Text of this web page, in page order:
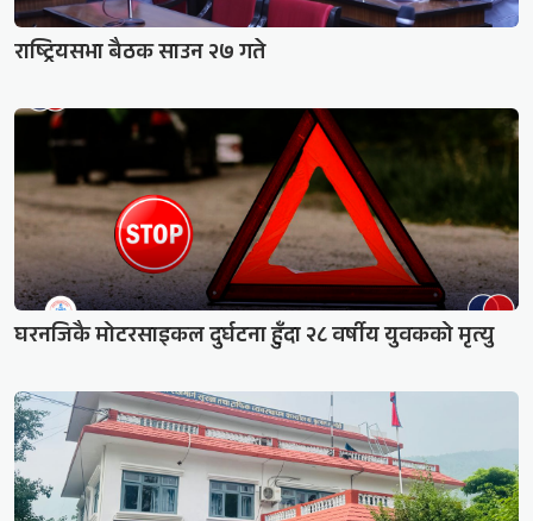
राष्ट्रियसभा बैठक साउन २७ गते
घरनजिकै मोटरसाइकल दुर्घटना हुँदा २८ वर्षीय युवकको मृत्यु